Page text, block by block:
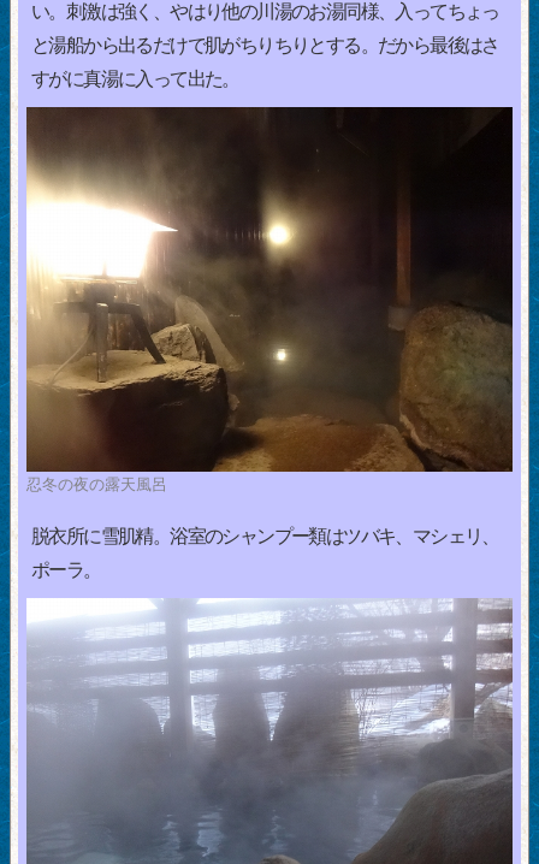
い。刺激は強く、やはり他の川湯のお湯同様、入ってちょっ
と湯船から出るだけで肌がちりちりとする。だから最後はさ
すがに真湯に入って出た。
忍冬の夜の露天風呂
脱衣所に雪肌精。浴室のシャンプー類はツバキ、マシェリ、
ポーラ。